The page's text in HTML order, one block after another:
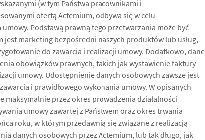
(w tym Państwa pracownikami i
ofertą Actemium, odbywa się w celu
Podstawą prawną tego przetwarzania może być
marketing bezpośredni naszych produktów lub usług,
do zawarcia i realizacji umowy. Dodatkowo, dane
obowiązków prawnych, takich jak wystawienie faktury
umowy. Udostępnienie danych osobowych zawsze jest
i prawidłowego wykonania umowy. W opisanych
przez okres prowadzenia działalności
umowy zawartej z Państwem oraz okres trwania
roku, w którym przedawnią się związane z realizacją
danych osobowych przez Actemium, lub tak długo, jak